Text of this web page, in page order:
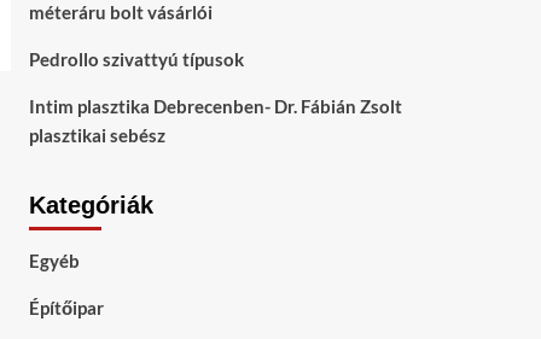
méteráru bolt vásárlói
Pedrollo szivattyú típusok
Intim plasztika Debrecenben- Dr. Fábián Zsolt
plasztikai sebész
Kategóriák
Egyéb
Építőipar